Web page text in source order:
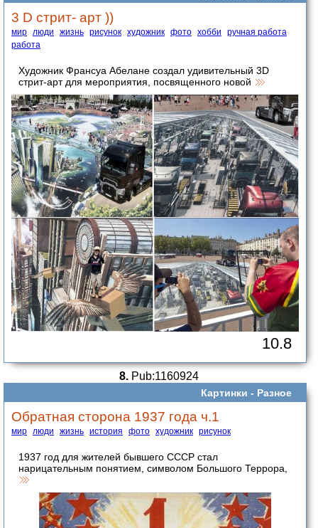
3 D стрит- арт ))
мир люди жизнь рисунок художник фото хобби
ручная работа
работа
Художник Франсуа Абелане создал удивительный 3D
стрит-арт для мероприятия, посвященного новой
10.8
8. Pub:1160924
Картинки - Разное
Обратная сторона 1937 года ч.1
мир люди жизнь история фото художник рисунок
1937 год для жителей бывшего СССР стал
нарицательным понятием, символом Большого Террора,